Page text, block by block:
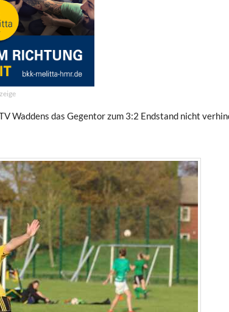
Waddens das Gegentor zum 3:2 Endstand nicht